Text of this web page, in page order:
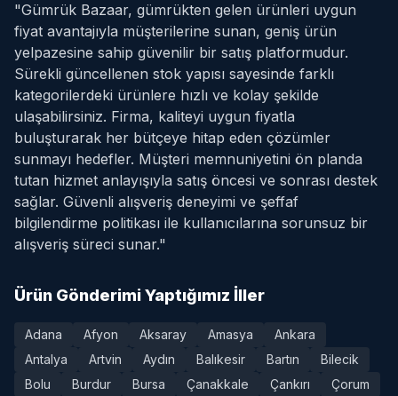
"Gümrük Bazaar, gümrükten gelen ürünleri uygun
fiyat avantajıyla müşterilerine sunan, geniş ürün
yelpazesine sahip güvenilir bir satış platformudur.
Sürekli güncellenen stok yapısı sayesinde farklı
kategorilerdeki ürünlere hızlı ve kolay şekilde
ulaşabilirsiniz. Firma, kaliteyi uygun fiyatla
buluşturarak her bütçeye hitap eden çözümler
sunmayı hedefler. Müşteri memnuniyetini ön planda
tutan hizmet anlayışıyla satış öncesi ve sonrası destek
sağlar. Güvenli alışveriş deneyimi ve şeffaf
bilgilendirme politikası ile kullanıcılarına sorunsuz bir
alışveriş süreci sunar."
Ürün Gönderimi Yaptığımız İller
Adana Afyon Aksaray Amasya
Ankara
Antalya
Artvin Aydın Balıkesir Bartın
Bilecik
Bolu
Burdur Bursa Çanakkale Çankırı Çorum